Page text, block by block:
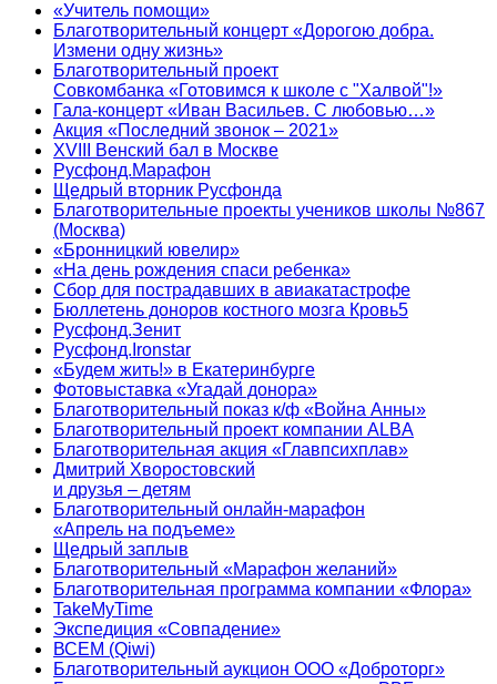
«Учитель помощи»
Благотворительный концерт «Дорогою добра.
Измени одну жизнь»
Благотворительный проект
Совкомбанка «Готовимся к школе с "Халвой"!»
Гала-концерт «Иван Васильев. С любовью…»
Акция «Последний звонок – 2021»
XVIII Венский бал в Москве
Русфонд.Марафон
Щедрый вторник Русфонда
Благотворительные проекты учеников школы №867
(Москва)
«Бронницкий ювелир»
«На день рождения спаси ребенка»
Сбор для пострадавших в авиакатастрофе
Бюллетень доноров костного мозга Кровь5
Русфонд.Зенит
Русфонд.Ironstar
«Будем жить!» в Екатеринбурге
Фотовыставка «Угадай донора»
Благотворительный показ к/ф «Война Анны»
Благотворительный проект компании ALBA
Благотворительная акция «Главпсихплав»
Дмитрий Хворостовский
и друзья – детям
Благотворительный онлайн‑марафон
«Апрель на подъеме»
Щедрый заплыв
Благотворительный «Марафон желаний»
Благотворительная программа компании «Флора»
TakeMyTime
Экспедиция «Совпадение»
ВСЕМ (Qiwi)
Благотворительный аукцион ООО «Доброторг»